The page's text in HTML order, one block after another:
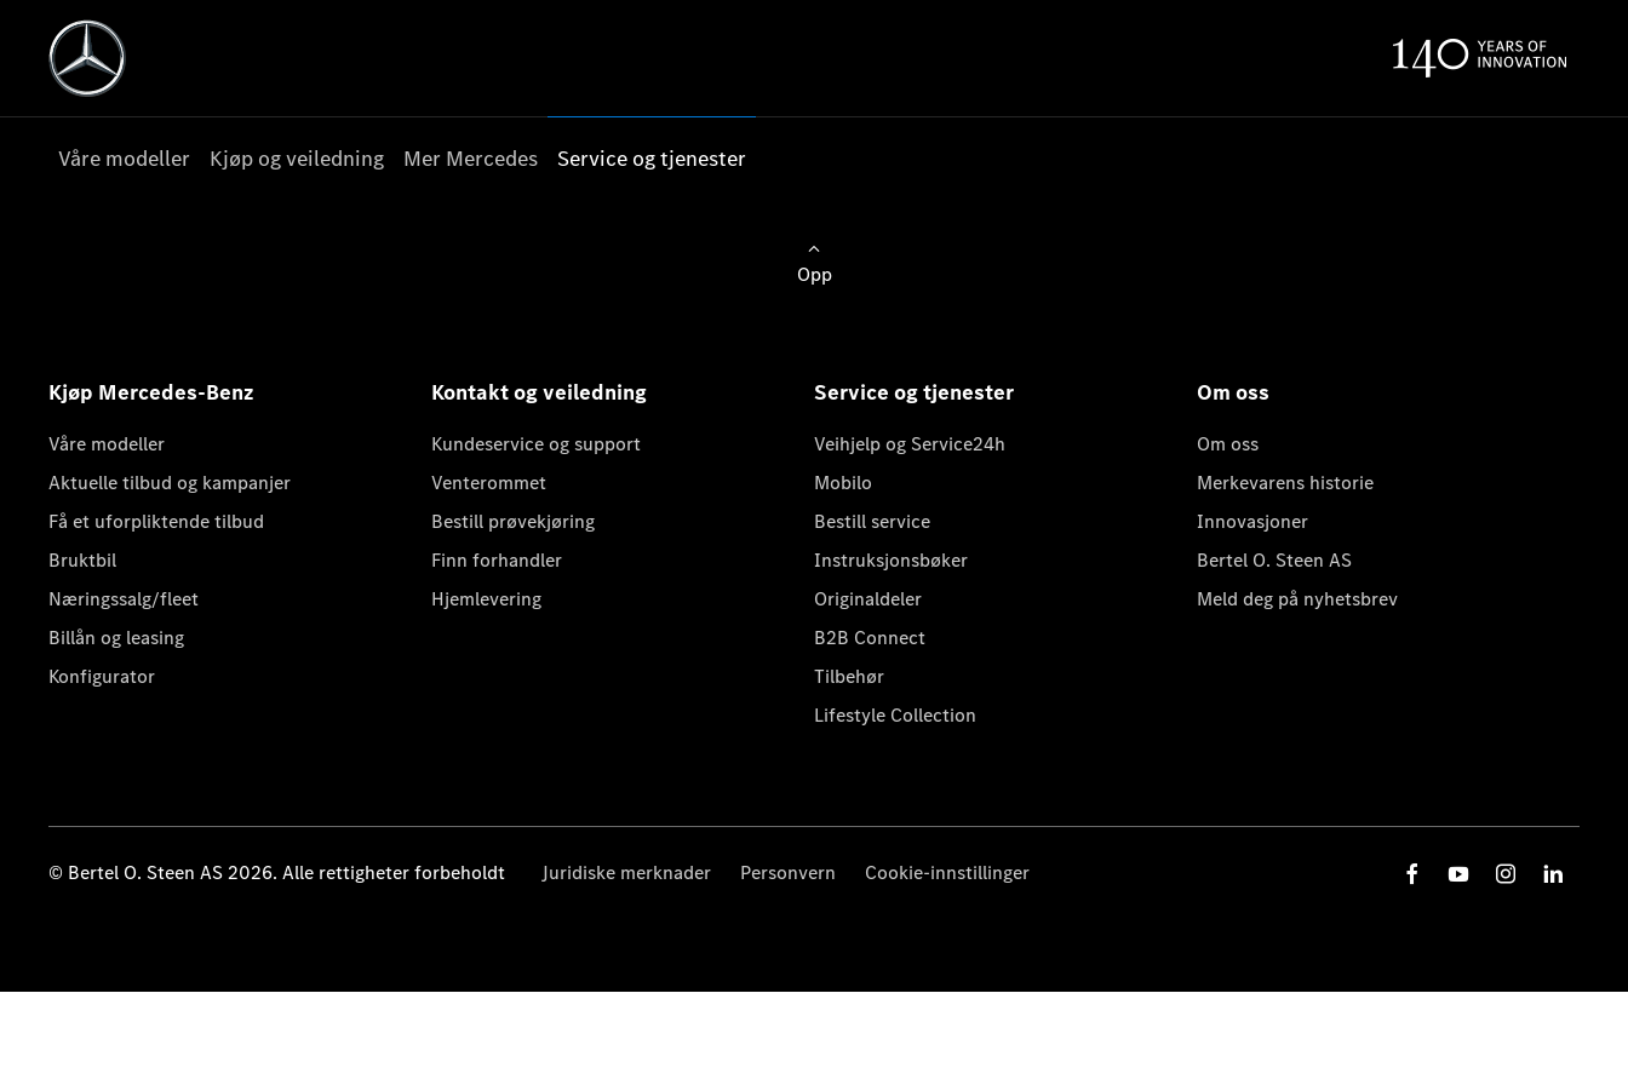
Våre modeller Kjøp og veiledning Mer Mercedes Service og tjenester
Opp
Kjøp Mercedes-Benz
Våre modeller
Aktuelle tilbud og kampanjer
Få et uforpliktende tilbud
Bruktbil
Næringssalg/fleet
Billån og leasing
Konfigurator
Kontakt og veiledning
Kundeservice og support
Venterommet
Bestill prøvekjøring
Finn forhandler
Hjemlevering
Service og tjenester
Veihjelp og Service24h
Mobilo
Bestill service
Instruksjonsbøker
Originaldeler
B2B Connect
Tilbehør
Lifestyle Collection
Om oss
Om oss
Merkevarens historie
Innovasjoner
Bertel O. Steen AS
Meld deg på nyhetsbrev
© Bertel O. Steen AS 2026. Alle rettigheter forbeholdt Juridiske merknader Personvern Cookie-innstillinger